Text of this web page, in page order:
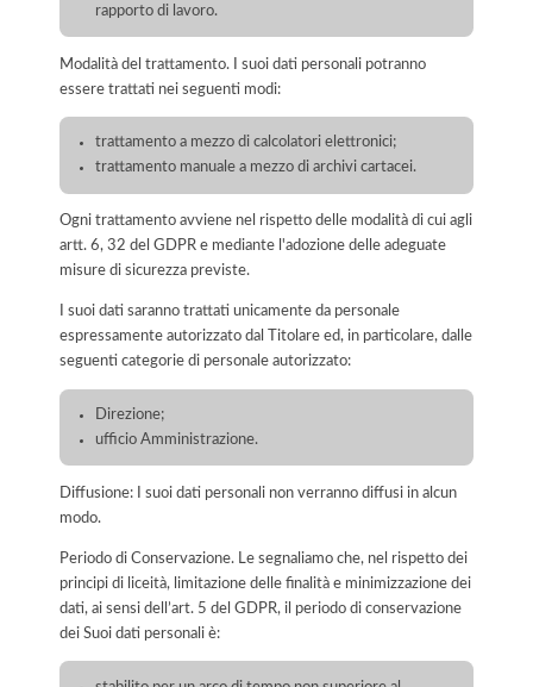
rapporto di lavoro.
Modalità del trattamento. I suoi dati personali potranno
essere trattati nei seguenti modi:
trattamento a mezzo di calcolatori elettronici;
trattamento manuale a mezzo di archivi cartacei.
Ogni trattamento avviene nel rispetto delle modalità di cui agli
artt. 6, 32 del GDPR e mediante l'adozione delle adeguate
misure di sicurezza previste.
I suoi dati saranno trattati unicamente da personale
espressamente autorizzato dal Titolare ed, in particolare, dalle
seguenti categorie di personale autorizzato:
Direzione;
ufficio Amministrazione.
Diffusione: I suoi dati personali non verranno diffusi in alcun
modo.
Periodo di Conservazione. Le segnaliamo che, nel rispetto dei
principi di liceità, limitazione delle finalità e minimizzazione dei
dati, ai sensi dell’art. 5 del GDPR, il periodo di conservazione
dei Suoi dati personali è: